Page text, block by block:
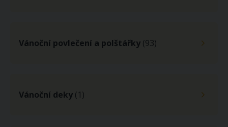
Vánoční povlečení a polštářky (93)
Vánoční deky (1)